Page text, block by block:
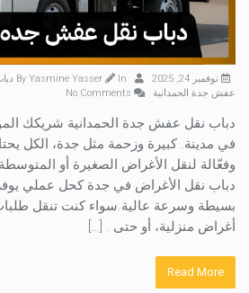
نوفمبر 24, 2025 Yasmine Yasser In
عفش جدة الحمدانية
دباب نقل عفش جدة الحمدانية شريكك
في مدينة. كبيرة وزحمة مثل جدة، الكل
وفعّالة لنقل الأغراض الصغيرة أو
دباب نقل الأغراض في جدة كحل عملي
بسيطة وسرعة عالية.سواء كنت تنقل
أغراض منزلية، أو حتى . […]
Read More